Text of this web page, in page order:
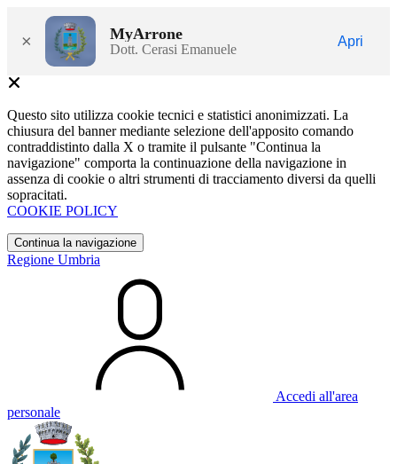
× MyArrone
Dott. Cerasi Emanuele
Apri
Questo sito utilizza cookie tecnici e statistici anonimizzati. La
chiusura del banner mediante selezione dell'apposito comando
contraddistinto dalla X o tramite il pulsante "Continua la
navigazione" comporta la continuazione della navigazione in
assenza di cookie o altri strumenti di tracciamento diversi da quelli
sopracitati.
COOKIE POLICY
Continua la navigazione
Regione Umbria
Accedi all'area
personale